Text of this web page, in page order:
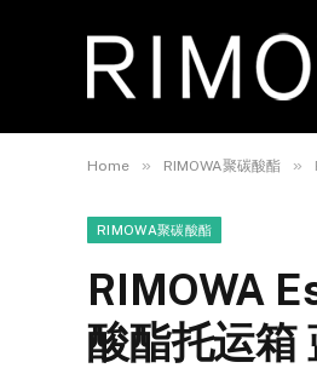
Home » RIMOWA聚碳酸酯 »
RIMOWA聚碳酸酯
RIMOWA
酸酯托运箱